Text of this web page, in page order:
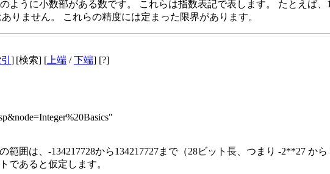
ように小数部がある数です。 これらは指数表記で表します。 たとえば
りません。 これらの精度には定まった限界があります。
] [検索] [ 上端 /下端] [?]
囲は、-134217728から134217727まで（28ビット長、つまり -2**27 か
であると仮定します。